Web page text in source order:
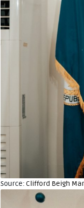
Source: Clifford Beigh